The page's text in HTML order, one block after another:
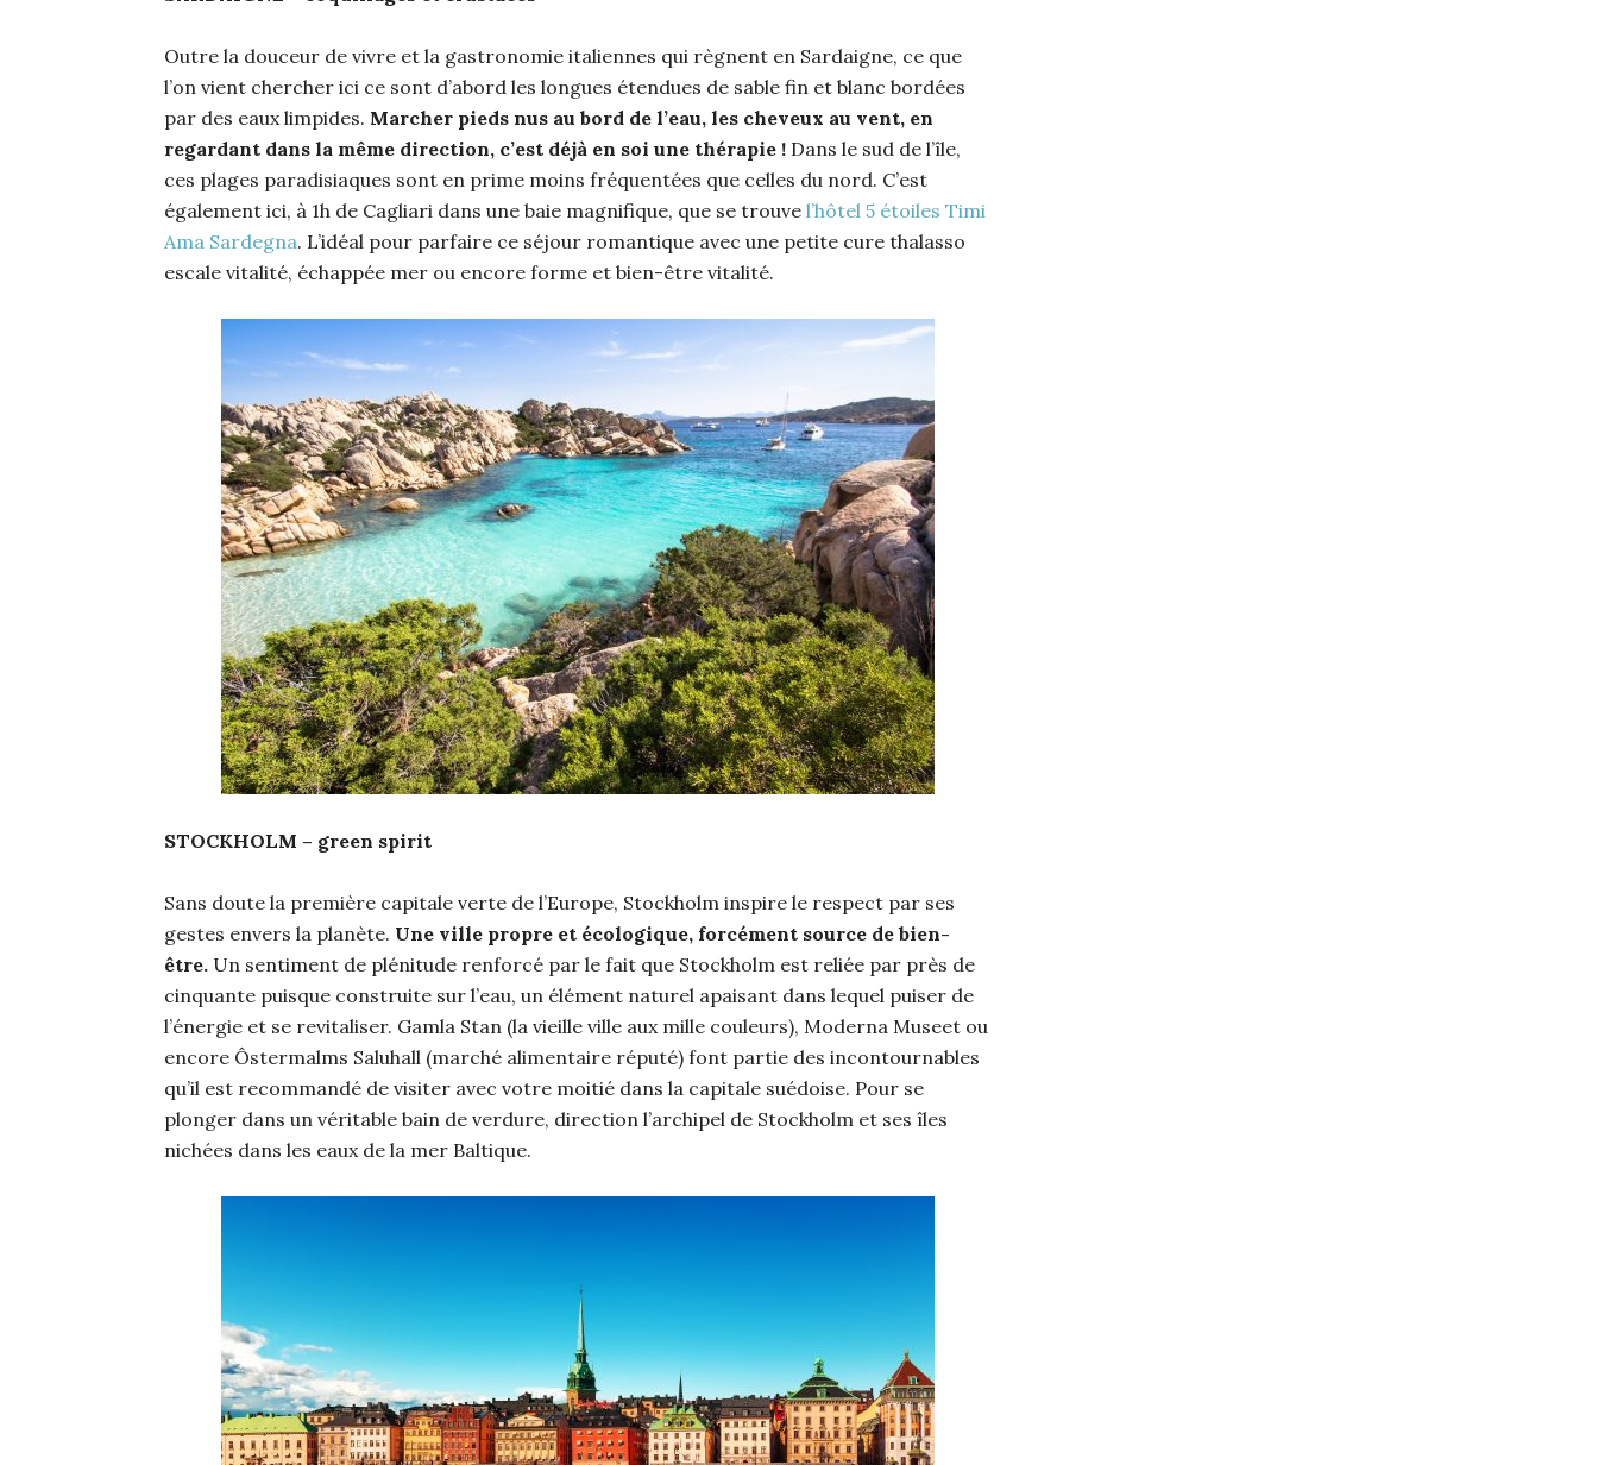
Outre la douceur de vivre et la gastronomie italiennes qui règnent en Sardaigne, ce que
l’on vient chercher ici ce sont d’abord les longues étendues de sable fin et blanc bordées
par des eaux limpides. Marcher pieds nus au bord de l’eau, les cheveux au vent, en
regardant dans la même direction, c’est déjà en soi une thérapie ! Dans le sud de l’île,
ces plages paradisiaques sont en prime moins fréquentées que celles du nord. C’est
également ici, à 1h de Cagliari dans une baie magnifique, que se trouve l’hôtel 5 étoiles Timi
Ama Sardegna. L’idéal pour parfaire ce séjour romantique avec une petite cure thalasso
escale vitalité, échappée mer ou encore forme et bien-être vitalité.
STOCKHOLM – green spirit
Sans doute la première capitale verte de l’Europe, Stockholm inspire le respect par ses
gestes envers la planète. Une ville propre et écologique, forcément source de bien-
être. Un sentiment de plénitude renforcé par le fait que Stockholm est reliée par près de
cinquante puisque construite sur l’eau, un élément naturel apaisant dans lequel puiser de
l’énergie et se revitaliser. Gamla Stan (la vieille ville aux mille couleurs), Moderna Museet ou
encore Ôstermalms Saluhall (marché alimentaire réputé) font partie des incontournables
qu’il est recommandé de visiter avec votre moitié dans la capitale suédoise. Pour se
plonger dans un véritable bain de verdure, direction l’archipel de Stockholm et ses îles
nichées dans les eaux de la mer Baltique.